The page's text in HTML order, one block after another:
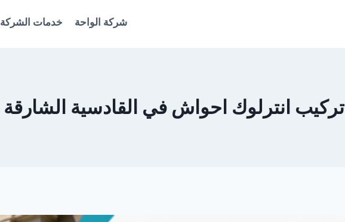
شركة الواحة خدمات الشركة
تركيب انترلوك احواش في القادسية الشارقة 0561986146